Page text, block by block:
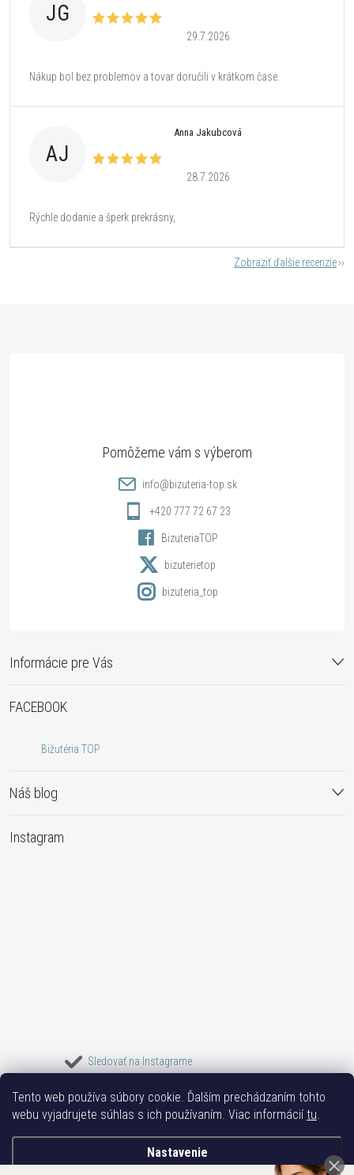
Tento web používa súbory cookie. Ďalším prechádzaním tohto
webu vyjadrujete súhlas s ich používaním. Viac informáciítu.
Nastavenie
JG
29.7.2026
Nákup bol bez problemov a tovar doručili v krátkom čase.
AJ
Anna Jakubcová
28.7.2026
Rýchle dodanie a šperk prekrásny,
Zobraziť ďalšie recenzie
Informácie pre Vás
info@bizuteria-top.sk
+420 777 72 67 23
BizuteriaTOP
bizuterietop
bizuteria_top
FACEBOOK
Bižutéria TOP
Náš blog
Instagram
Sledovať na Instagrame
Bižuterie TOP Vše k mobilu Mobil příslušenství